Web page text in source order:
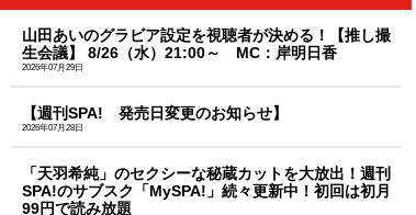
山田あいのグラビア設定を視聴者が決める！【推し撮
生会議】 8/26（水）21:00～ MC：岸明日香
2026年07月29日
【週刊SPA! 発売日変更のお知らせ】
2026年07月28日
「天羽希純」のセクシーな秘蔵カットを大放出！週刊
SPA!のサブスク「MySPA!」続々更新中！初回は初月
99円で読み放題